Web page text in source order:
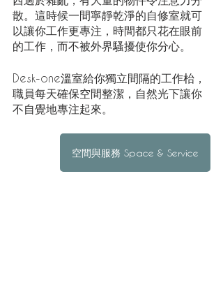
散。這時候一間寧靜乾淨的自修室就可
以讓你工作更專注，時間都只花在眼前
的工作，而不被外界騷擾使你分心。
Desk-one溫室給你獨立間隔的工作枱，
職員每天確保空間整潔，自然光下讓你
不自覺地專注起來。
空間與服務 Space & Service